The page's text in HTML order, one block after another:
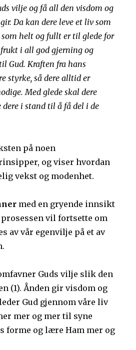
vilje og få all den visdom og
Da kan dere leve et liv som
som helt og fullt er til glede for
i all god gjerning og
Gud. Kraften fra hans
styrke, så dere alltid er
Med glede skal dere
dere i stand til å få del i de
på noen
og viser hvordan
vekst og modenhet.
med en gryende innsikt
prosessen vil fortsette om
av vår egenvilje på et av
Guds vilje slik den
(1). Ånden gir visdom og
Gud gjennom våre liv
mer og mer til syne
forme og lære Ham mer og